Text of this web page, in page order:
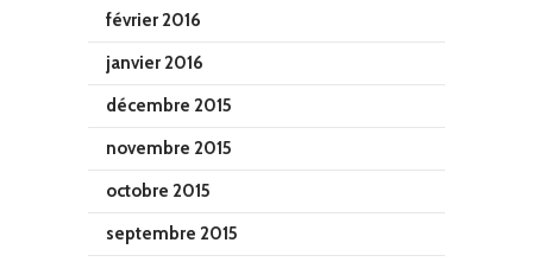
février 2016
janvier 2016
décembre 2015
novembre 2015
octobre 2015
septembre 2015